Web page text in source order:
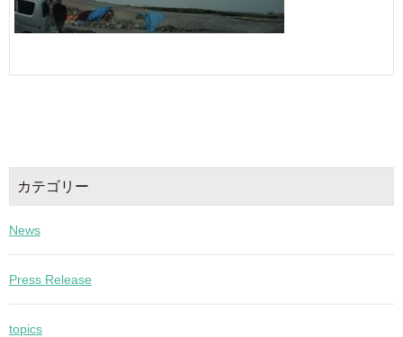
カテゴリー
News
Press Release
topics